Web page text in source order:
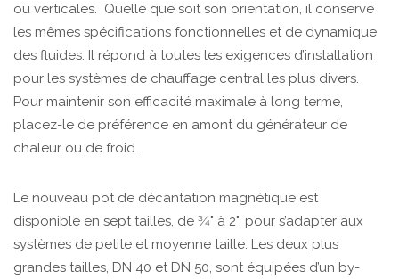
ou verticales. Quelle que soit son orientation, il conserve
les mêmes spécifications fonctionnelles et de dynamique
des fluides. Il répond à toutes les exigences d’installation
pour les systèmes de chauffage central les plus divers.
Pour maintenir son efficacité maximale à long terme,
placez-le de préférence en amont du générateur de
chaleur ou de froid.
Le nouveau pot de décantation magnétique est
disponible en sept tailles, de 3⁄4" à 2", pour s’adapter aux
systèmes de petite et moyenne taille. Les deux plus
grandes tailles, DN 40 et DN 50, sont équipées d’un by-